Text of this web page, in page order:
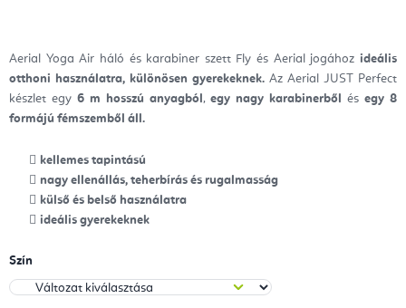
Aerial Yoga Air háló és karabiner szett Fly és Aerial jogához ideális
otthoni használatra, különösen gyerekeknek. Az Aerial JUST Perfect
készlet egy 6 m hosszú anyagból ,egy nagy karabinerből ésegy 8
formájú fémszemből áll.
kellemes tapintású
nagy ellenállás, teherbírás és rugalmasság
külső és belső használatra
ideális gyerekeknek
Szín